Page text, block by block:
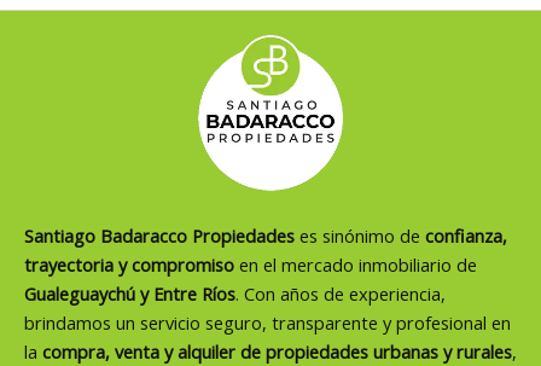
Santiago Badaracco Propiedades es sinónimo de confianza,
trayectoria y compromiso en el mercado inmobiliario de
Gualeguaychú y Entre Ríos. Con años de experiencia,
brindamos un servicio seguro, transparente y profesional en
la compra, venta y alquiler de propiedades urbanas y rurales,